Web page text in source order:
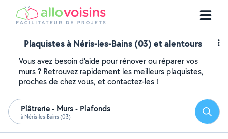
Plaquistes à Néris-les-Bains (03) et alentours
Vous avez besoin d'aide pour rénover ou réparer vos
murs ? Retrouvez rapidement les meilleurs plaquistes,
proches de chez vous, et contactez-les !
Plâtrerie - Murs - Plafonds
à Néris-les-Bains (03)